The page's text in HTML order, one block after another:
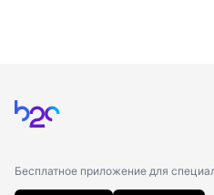
Главная
Бесплатное приложение для